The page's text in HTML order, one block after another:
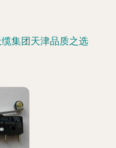
集团天津品质之选